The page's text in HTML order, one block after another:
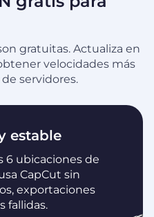
gratuitas. Actualiza en
velocidades más
servidores.
estable
6 ubicaciones de
CapCut sin
exportaciones
fallidas.